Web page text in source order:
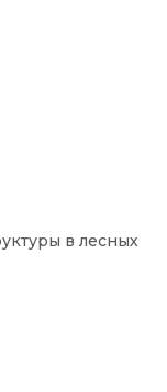
в лесных